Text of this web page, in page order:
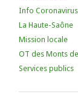
Info Coronavirus
La Haute-Saône
Mission locale
OT des Monts
Services publics